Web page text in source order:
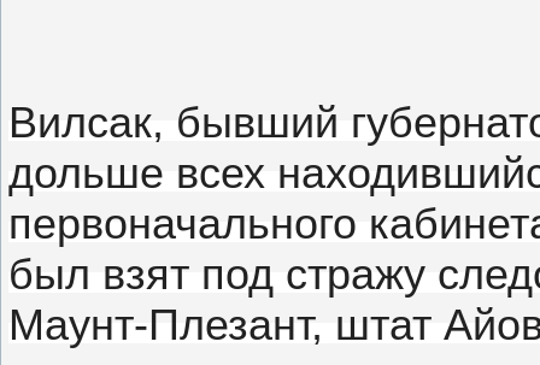
Вилсак, бывший
дольше всех
первоначального
был взят под стражу
Маунт-Плезант, штат